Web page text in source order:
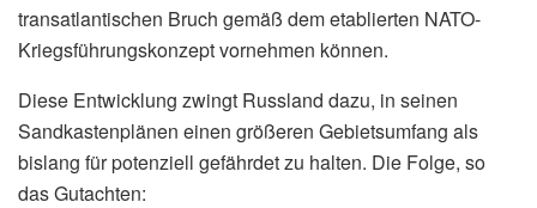
transatlantischen Bruch gemäß dem etablierten NATO-
Kriegsführungskonzept vornehmen können.
Diese Entwicklung zwingt Russland dazu, in seinen
Sandkastenplänen einen größeren Gebietsumfang als
bislang für potenziell gefährdet zu halten. Die Folge, so
das Gutachten: